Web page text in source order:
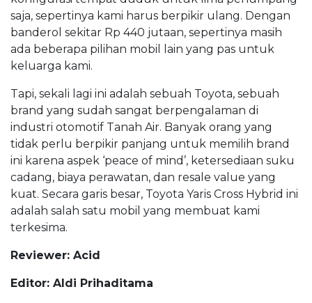
saja, sepertinya kami harus berpikir ulang. Dengan
banderol sekitar Rp 440 jutaan, sepertinya masih
ada beberapa pilihan mobil lain yang pas untuk
keluarga kami.
Tapi, sekali lagi ini adalah sebuah Toyota, sebuah
brand yang sudah sangat berpengalaman di
industri otomotif Tanah Air. Banyak orang yang
tidak perlu berpikir panjang untuk memilih brand
ini karena aspek ‘peace of mind’, ketersediaan suku
cadang, biaya perawatan, dan resale value yang
kuat. Secara garis besar, Toyota Yaris Cross Hybrid ini
adalah salah satu mobil yang membuat kami
terkesima.
Reviewer: Acid
Editor: Aldi Prihaditama